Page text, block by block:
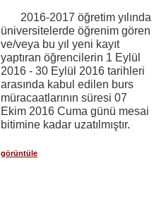
2016-2017 öğretim yılında
üniversitelerde öğrenim gören
ve/veya bu yıl yeni kayıt
yaptıran öğrencilerin 1 Eylül
2016 - 30 Eylül 2016 tarihleri
arasında kabul edilen burs
müracaatlarının süresi 07
Ekim 2016 Cuma günü mesai
bitimine kadar uzatılmıştır.
görüntüle